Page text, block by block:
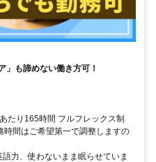
」も諦めない働き方可！
たり165時間 フルフレックス制
時間はご希望第一で調整しますの
力、使わないまま眠らせていま